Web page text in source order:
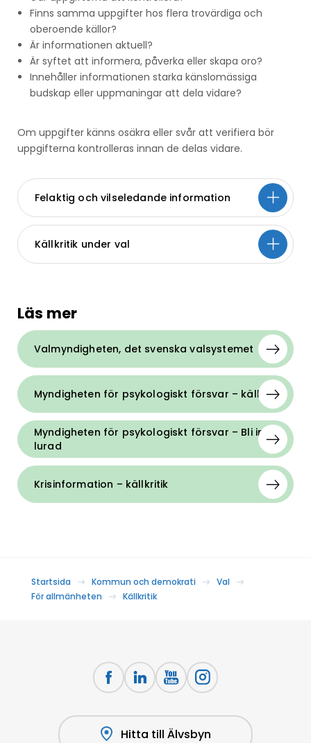
Finns samma uppgifter hos flera trovärdiga och
oberoende källor?
Är informationen aktuell?
Är syftet att informera, påverka eller skapa oro?
Innehåller informationen starka känslomässiga
budskap eller uppmaningar att dela vidare?
Om uppgifter känns osäkra eller svår att verifiera bör
uppgifterna kontrolleras innan de delas vidare.
Felaktig och vilseledande information
Källkritik under val
Läs mer
Valmyndigheten, det svenska valsystemet
Myndigheten för psykologiskt försvar – källkritik
Myndigheten för psykologiskt försvar – Bli inte
lurad
Krisinformation – källkritik
Startsida Kommun och demokrati
Val
För allmänheten
Källkritik
Hitta till Älvsbyn